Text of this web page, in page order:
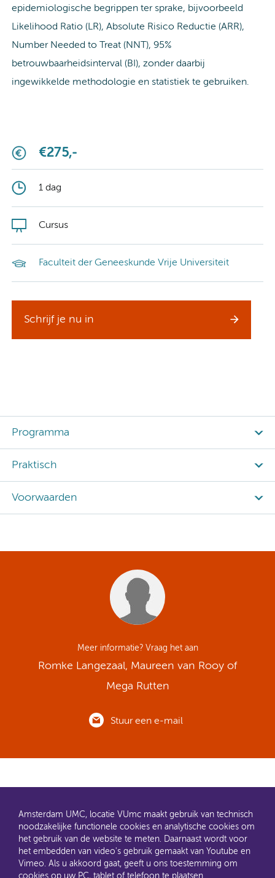
epidemiologische begrippen ter sprake, bijvoorbeeld
Likelihood Ratio (LR), Absolute Risico Reductie (ARR),
Number Needed to Treat (NNT), 95%
betrouwbaarheidsinterval (BI), zonder daarbij
ingewikkelde methodologie en statistiek te gebruiken.
€275,-
1 dag
Cursus
Faculteit der Geneeskunde Vrije Universiteit
Schrijf je nu in
Programma
Praktisch
Voorwaarden
Meer informatie? Vraag het aan
Romke Langezaal, Maureen van Rooy of
Mega Rutten
Stuur een e-mail
AMC en VUmc zijn al een tijdje samen Amsterdam UMC.
Dit gaat u ook merken aan de websites: steeds meer
Amsterdam UMC, locatie VUmc maakt gebruik van technisch
noodzakelijke functionele cookies en analytische cookies om
het gebruik van de website te meten. Daarnaast wordt voor
het embedden van video's gebruik gemaakt van Youtube en
Vimeo. Als u akkoord gaat, geeft u ons toestemming om
cookies op uw PC, tablet of telefoon te plaatsen.